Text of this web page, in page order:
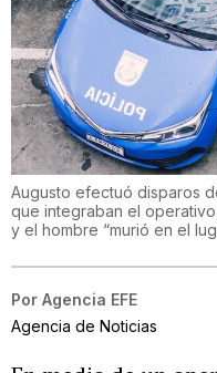
Augusto efectuó disparos
que integraban el
y el hombre “murió en el
Por Agencia EFE
Agencia de Noticias